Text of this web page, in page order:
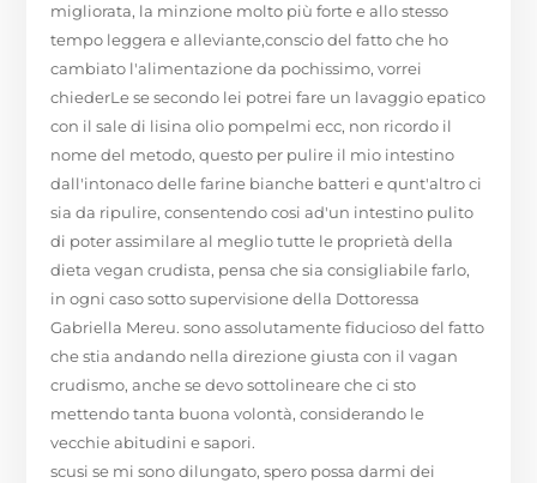
migliorata, la minzione molto più forte e allo stesso
tempo leggera e alleviante,conscio del fatto che ho
cambiato l'alimentazione da pochissimo, vorrei
chiederLe se secondo lei potrei fare un lavaggio epatico
con il sale di lisina olio pompelmi ecc, non ricordo il
nome del metodo, questo per pulire il mio intestino
dall'intonaco delle farine bianche batteri e qunt'altro ci
sia da ripulire, consentendo cosi ad'un intestino pulito
di poter assimilare al meglio tutte le proprietà della
dieta vegan crudista, pensa che sia consigliabile farlo,
in ogni caso sotto supervisione della Dottoressa
Gabriella Mereu. sono assolutamente fiducioso del fatto
che stia andando nella direzione giusta con il vagan
crudismo, anche se devo sottolineare che ci sto
mettendo tanta buona volontà, considerando le
vecchie abitudini e sapori.
scusi se mi sono dilungato, spero possa darmi dei